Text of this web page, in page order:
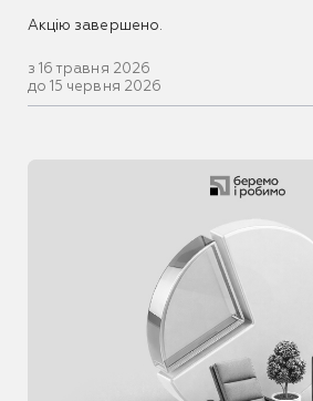
Акцію завершено.
з 16 травня 2026
до 15 червня 2026